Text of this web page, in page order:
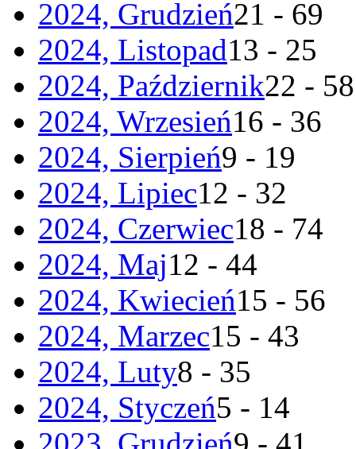
2024, Grudzień21 - 69
2024, Listopad13 - 25
2024, Październik22 - 58
2024, Wrzesień16 - 36
2024, Sierpień9 - 19
2024, Lipiec12 - 32
2024, Czerwiec18 - 74
2024, Maj12 - 44
2024, Kwiecień15 - 56
2024, Marzec15 - 43
2024, Luty8 - 35
2024, Styczeń5 - 14